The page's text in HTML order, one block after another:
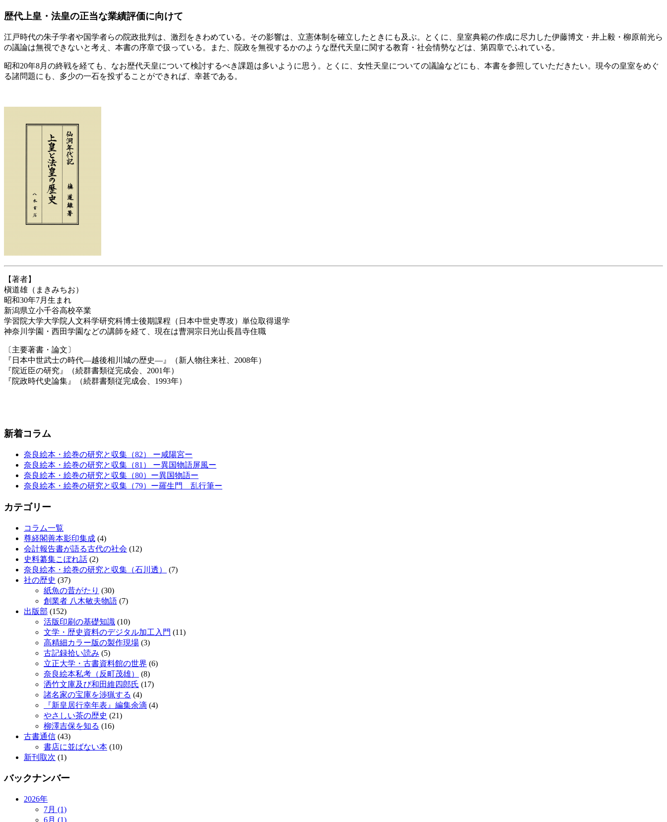
歴代上皇・法皇の正当な業績評価に向けて
江戸時代の朱子学者や国学者らの院政批判は、激烈をきわめている。その影響は、立憲体制を確立したときにも及ぶ。とくに、皇室典範の作成に尽力した伊藤博文・井上毅・柳原前光ら
の議論は無視できないと考え、本書の序章で扱っている。また、院政を無視するかのような歴代天皇に関する教育・社会情勢などは、第四章でふれている。
昭和20年8月の終戦を経ても、なお歴代天皇について検討するべき課題は多いように思う。とくに、女性天皇についての議論などにも、本書を参照していただきたい。現今の皇室をめぐ
る諸問題にも、多少の一石を投ずることができれば、幸甚である。
【著者】
槇道雄（まきみちお）
昭和30年7月生まれ
新潟県立小千谷高校卒業
学習院大学大学院人文科学研究科博士後期課程（日本中世史専攻）単位取得退学
神奈川学園・西田学園などの講師を経て、現在は曹洞宗日光山長昌寺住職
〔主要著書・論文〕
『日本中世武士の時代―越後相川城の歴史―』（新人物往来社、2008年）
『院近臣の研究』（続群書類従完成会、2001年）
『院政時代史論集』（続群書類従完成会、1993年）
新着コラム
奈良絵本・絵巻の研究と収集（82） ー咸陽宮ー
奈良絵本・絵巻の研究と収集（81） ー異国物語屏風ー
奈良絵本・絵巻の研究と収集（80）ー異国物語ー
奈良絵本・絵巻の研究と収集（79）ー羅生門 乱行筆ー
カテゴリー
コラム一覧
尊経閣善本影印集成 (4)
会計報告書が語る古代の社会 (12)
史料纂集こぼれ話 (2)
奈良絵本・絵巻の研究と収集（石川透）
(7)
社の歴史 (37)
紙魚の昔がたり (30)
創業者 八木敏夫物語 (7)
出版部 (152)
活版印刷の基礎知識 (10)
文学・歴史資料のデジタル加工入門 (11)
高精細カラー版の製作現場 (3)
古記録拾い読み (5)
立正大学・古書資料館の世界 (6)
奈良絵本私考（反町茂雄）
(8)
洒竹文庫及び和田維四郎氏 (17)
諸名家の宝庫を渉猟する (4)
『新皇居行幸年表』編集余滴 (4)
やさしい茶の歴史 (21)
柳澤吉保を知る (16)
古書通信 (43)
書店に並ばない本 (10)
新刊取次 (1)
バックナンバー
2026年
7月 (1)
6月 (1)